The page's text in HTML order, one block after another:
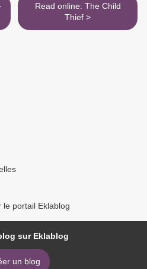
Read online: The Child
Thief >
le portail Eklablog
sur Eklablog
un blog